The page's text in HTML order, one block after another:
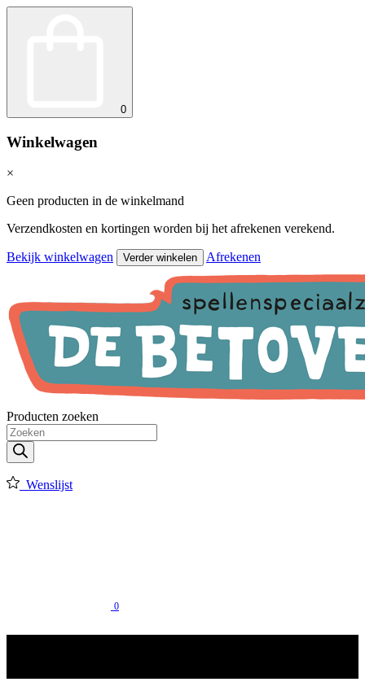
0
Winkelwagen
×
Geen producten in de winkelmand
Verzendkosten en kortingen worden bij het afrekenen verekend.
Bekijk winkelwagen Verder winkelen Afrekenen
Producten zoeken
Wenslijst
0